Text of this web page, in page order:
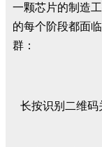
一颗芯片的制造
的每个阶段都面
群：
长按识别二维码